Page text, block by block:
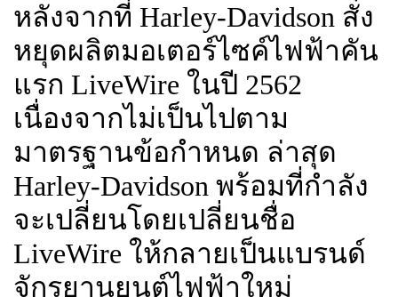
หลังจากที่ Harley-Davidson สั่ง
หยุดผลิตมอเตอร์ไซค์ไฟฟ้าคัน
แรก LiveWire ในปี 2562
เนื่องจากไม่เป็นไปตาม
มาตรฐานข้อกำหนด ล่าสุด
Harley-Davidson พร้อมที่กำลัง
จะเปลี่ยนโดยเปลี่ยนชื่อ
LiveWire ให้กลายเป็นแบรนด์
จักรยานยนต์ไฟฟ้าใหม่